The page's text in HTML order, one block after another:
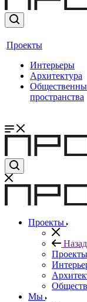
Проекты
Интерьеры
Архитектура
пространства
Проекты
Назад
Проекты
Мы